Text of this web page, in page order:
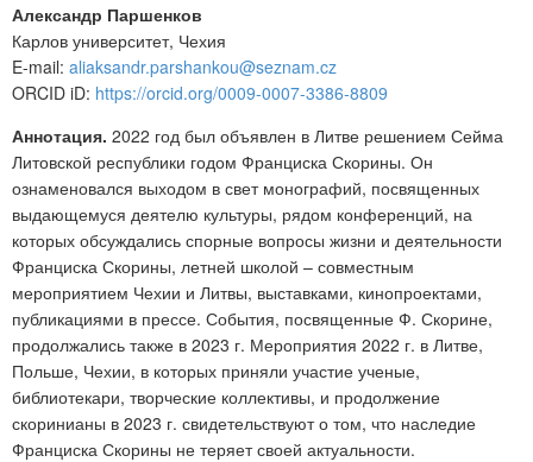
Александр Паршенков
Карлов университет, Чехия
E-mail: aliaksandr.parshankou@seznam.cz
ORCID iD: https://orcid.org/0009-0007-3386-8809
Аннотация. 2022 год был объявлен в Литве решением Сейма
Литовской республики годом Франциска Скорины. Он
ознаменовался выходом в свет монографий, посвященных
выдающемуся деятелю культуры, рядом конференций, на
которых обсуждались спорные вопросы жизни и деятельности
Франциска Скорины, летней школой – совместным
мероприятием Чехии и Литвы, выставками, кинопроектами,
публикациями в прессе. События, посвященные Ф. Скорине,
продолжались также в 2023 г. Мероприятия 2022 г. в Литве,
Польше, Чехии, в которых приняли участие ученые,
библиотекари, творческие коллективы, и продолжение
скоринианы в 2023 г. свидетельствуют о том, что наследие
Франциска Скорины не теряет своей актуальности.